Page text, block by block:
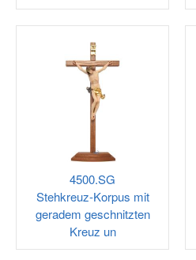
4500.SG
Stehkreuz-Korpus mit
geradem geschnitzten
Kreuz un